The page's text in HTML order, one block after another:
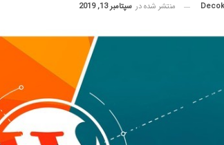
منتشر شده در سپتامبر 13, 2019